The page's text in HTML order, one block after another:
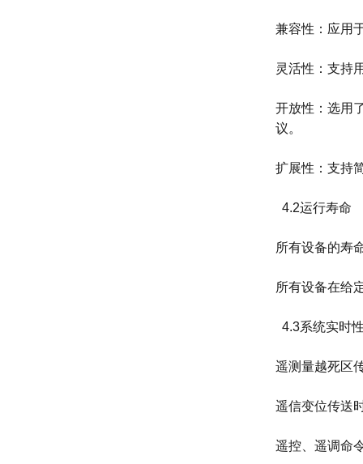
兼容性：应用
灵活性：支持
开放性：选用
议。
扩展性：支持
4.2运行寿命
所有设备的寿
所有设备在给
4.3系统实时
遥测量越死区
遥信变位传送
遥控、遥调命